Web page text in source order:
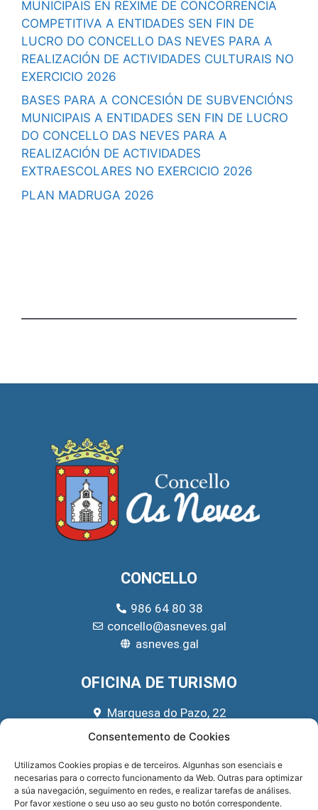
Consentemento de Cookies
Utilizamos Cookies propias e de terceiros. Algunhas son esenciais e
necesarias para o correcto funcionamento da Web. Outras para optimizar
a súa navegación, seguimento en redes, e realizar tarefas de análises.
Por favor xestione o seu uso ao seu gusto no botón correspondente.
MUNICIPAIS EN RÉXIME DE CONCORRENCIA
COMPETITIVA A ENTIDADES SEN FIN DE
LUCRO DO CONCELLO DAS NEVES PARA A
REALIZACIÓN DE ACTIVIDADES CULTURAIS NO
EXERCICIO 2026
BASES PARA A CONCESIÓN DE SUBVENCIÓNS
MUNICIPAIS A ENTIDADES SEN FIN DE LUCRO
DO CONCELLO DAS NEVES PARA A
REALIZACIÓN DE ACTIVIDADES
EXTRAESCOLARES NO EXERCICIO 2026
PLAN MADRUGA 2026
CONCELLO
986 64 80 38
concello@asneves.gal
asneves.gal
OFICINA DE TURISMO
Marquesa do Pazo, 22
666 39 45 65
REDES SOCIAIS